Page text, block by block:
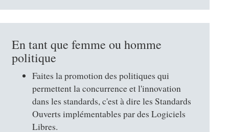
En tant que femme ou homme
politique
Faites la promotion des politiques qui
permettent la concurrence et l'innovation
dans les standards, c'est à dire les Standards
Ouverts implémentables par des Logiciels
Libres.